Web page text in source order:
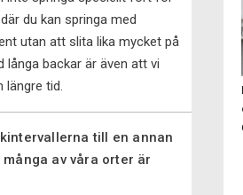
du kan springa med
utan att slita lika mycket på
långa backar är även att vi
längre tid.
till en annan
av våra orter är